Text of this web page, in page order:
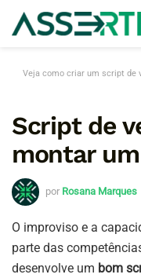
Veja como criar um script de
Script de
montar
por Rosana Marques
O improviso e a
parte das
desenvolve um bom